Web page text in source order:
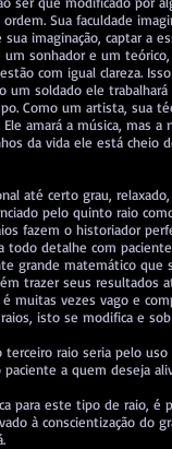
Sua faculdade
imaginação, captar a
sonhador e um
com igual clareza.
um soldado ele
Como um artista, sua
amará a música, mas
da vida ele está cheio
até certo grau,
pelo quinto raio
fazem o historiador
todo detalhe com
grande matemático que
trazer seus resultados
muitas vezes vago e
isto se modifica e
terceiro raio seria pelo
a quem deseja
para este tipo de raio, é
à conscientização do